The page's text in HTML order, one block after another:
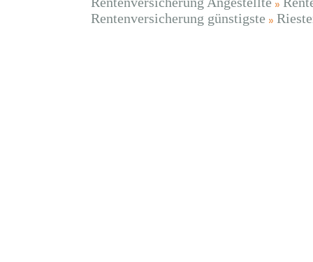
Rentenversicherung günstigste